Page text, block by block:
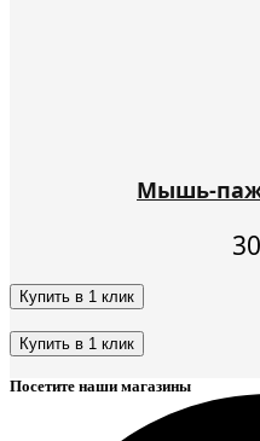
Мышь-
Купить в 1 клик
товар
имеет
несколько
Купить в 1 клик
товар
Посетите наши магазины